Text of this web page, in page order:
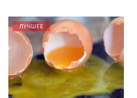
ЛУЧШЕЕ